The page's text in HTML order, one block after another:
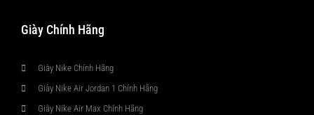
Giày Chính Hãng
Giày Nike Chính Hãng
Giày Nike Air Jordan 1 Chính Hãng
Giày Nike Air Max Chính Hãng